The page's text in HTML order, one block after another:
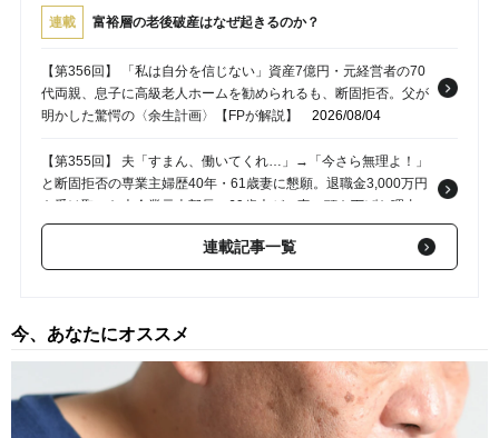
連載 富裕層の老後破産はなぜ起きるのか？
【第356回】 「私は自分を信じない」資産7億円・元経営者の70
代両親、息子に高級老人ホームを勧められるも、断固拒否。父が
明かした驚愕の〈余生計画〉【FPが解説】
2026/08/04
【第355回】 夫「すまん、働いてくれ…」→「今さら無理よ！」
と断固拒否の専業主婦歴40年・61歳妻に懇願。退職金3,000万円
を受け取った大企業元本部長の69歳夫が、妻に頭を下げた理由
【FPが解説】2026/07/31
【第354回】 いまさら、そんなのありかよ…退職金2,000万円・
【第353回】 「真面目に生きてきたのに…」年金35万円の66歳
元公務員夫婦、〈退職金計4,000万円〉が定年後わずか1年で“消
えた”ワケ【FPが警鐘】
2026/07/27
連載記事一覧
今、あなたにオススメ